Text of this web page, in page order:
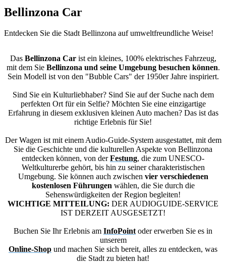
Bellinzona Car
Entdecken Sie die Stadt Bellinzona auf umweltfreundliche Weise!
Das Bellinzona Carist ein kleines, 100% elektrisches Fahrzeug,
mit dem Sie Bellinzona und seine Umgebung besuchen können.
Sein Modell ist von den "Bubble Cars" der 1950er Jahre inspiriert.
Sind Sie ein Kulturliebhaber? Sind Sie auf der Suche nach dem
perfekten Ort für ein Selfie? Möchten Sie eine einzigartige
Erfahrung in diesem exklusiven kleinen Auto machen? Das ist das
richtige Erlebnis für Sie!
Der Wagen ist mit einem Audio-Guide-System ausgestattet, mit dem
Sie die Geschichte und die kulturellen Aspekte von Bellinzona
entdecken können, von derFestung, die zum UNESCO-
Weltkulturerbe gehört, bis hin zu seiner charakteristischen
Umgebung. Sie können auch zwischen vier verschiedenen
kostenlosen Führungenwählen, die Sie durch die
Sehenswürdigkeiten der Region begleiten!
WICHTIGE MITTEILUNG: DER AUDIOGUIDE-SERVICE
IST DERZEIT AUSGESETZT!
Buchen Sie Ihr Erlebnis am InfoPointoder erwerben Sie es in
unserem
Online-Shop und machen Sie sich bereit, alles zu entdecken, was
die Stadt zu bieten hat!